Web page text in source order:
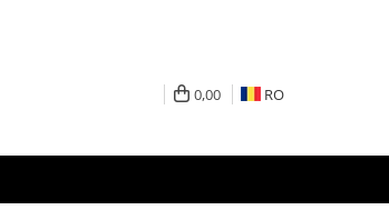
0,00 RO